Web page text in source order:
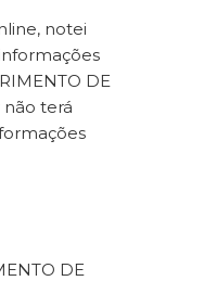
notei
DE
não terá
DE